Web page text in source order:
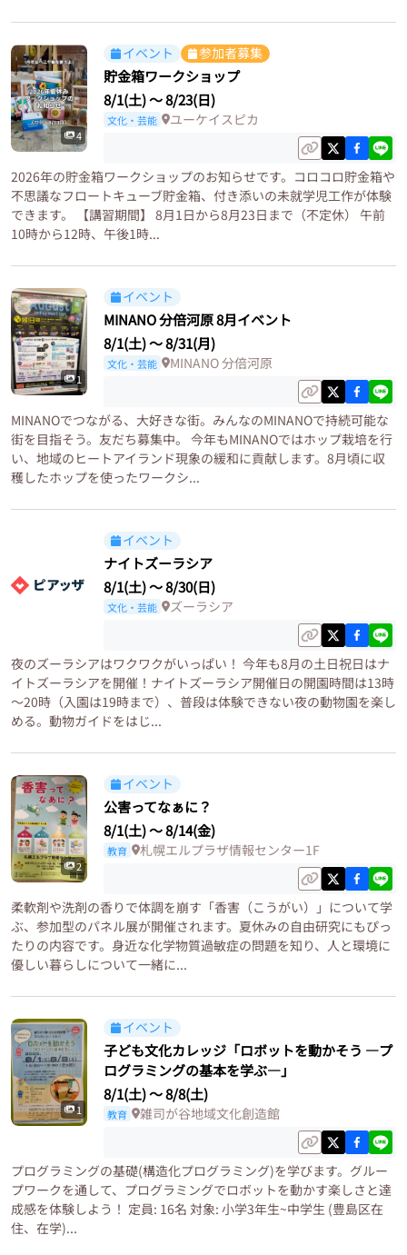
4
イベント 参加者募集
貯金箱ワークショップ
8/1(土)〜8/23(日)
文化・芸能 ユーケイスピカ
2026年の貯金箱ワークショップのお知らせです。コロコロ貯金箱や
不思議なフロートキューブ貯金箱、付き添いの未就学児工作が体験
できます。 【講習期間】 8月1日から8月23日まで（不定休） 午前
10時から12時、午後1時...
1
イベント
MINANO 分倍河原 8月イベント
8/1(土)〜8/31(月)
文化・芸能 MINANO 分倍河原
MINANOでつながる、大好きな街。みんなのMINANOで持続可能な
街を目指そう。友だち募集中。 今年もMINANOではホップ栽培を行
い、地域のヒートアイランド現象の緩和に貢献します。8月頃に収
穫したホップを使ったワークシ...
イベント
ナイトズーラシア
8/1(土)〜8/30(日)
文化・芸能 ズーラシア
夜のズーラシアはワクワクがいっぱい！ 今年も8月の土日祝日はナ
イトズーラシアを開催！ナイトズーラシア開催日の開園時間は13時
～20時（入園は19時まで）、普段は体験できない夜の動物園を楽し
める。動物ガイドをはじ...
2
イベント
公害ってなぁに？
8/1(土)〜8/14(金)
教育 札幌エルプラザ情報センター1F
柔軟剤や洗剤の香りで体調を崩す「香害（こうがい）」について学
ぶ、参加型のパネル展が開催されます。夏休みの自由研究にもぴっ
たりの内容です。身近な化学物質過敏症の問題を知り、人と環境に
優しい暮らしについて一緒に...
1
イベント
子ども文化カレッジ「ロボットを動かそう ―プ
ログラミングの基本を学ぶ―」
8/1(土)〜8/8(土)
教育 雑司が谷地域文化創造館
プログラミングの基礎(構造化プログラミング)を学びます。グルー
プワークを通して、プログラミングでロボットを動かす楽しさと達
成感を体験しよう！ 定員: 16名 対象: 小学3年生~中学生 (豊島区在
住、在学)...